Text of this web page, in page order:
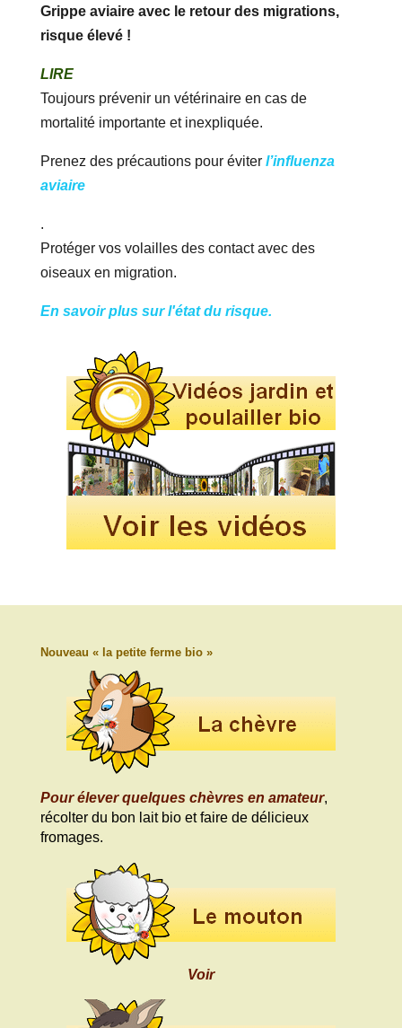
Grippe aviaire avec le retour des migrations,
risque élevé !
LIRE
Toujours prévenir un vétérinaire en cas de
mortalité importante et inexpliquée.
Prenez des précautions pour éviter l’influenza
aviaire
.
Protéger vos volailles des contact avec des
oiseaux en migration.
En savoir plus sur l'état du risque.
Nouveau « la petite ferme bio »
Pour élever quelques chèvres en amateur,
récolter du bon lait bio et faire de délicieux
fromages.
Voir